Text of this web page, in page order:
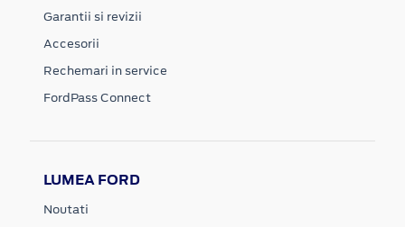
Garantii si revizii
Accesorii
Rechemari in service
FordPass Connect
LUMEA FORD
Noutati